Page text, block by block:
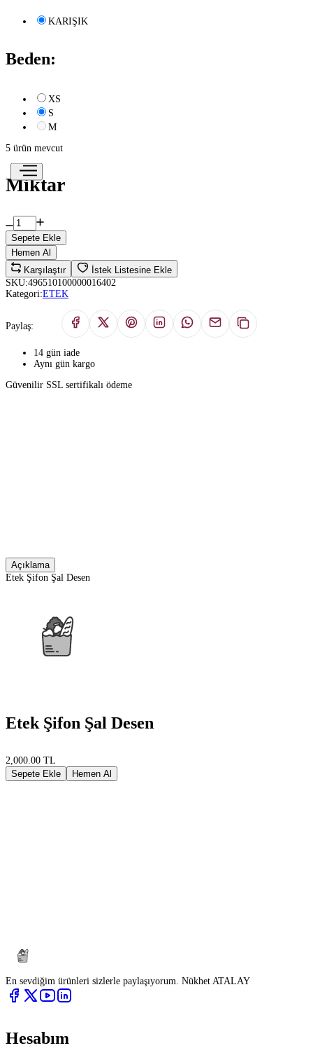
KARIŞIK
Beden:
XS
S
M
5 ürün mevcut
Miktar
Sepete Ekle
Hemen Al
Karşılaştır
İstek Listesine Ekle
SKU:496510100000016402
Kategori:ETEK
Paylaş:
14 gün iade
Aynı gün kargo
Güvenilir SSL sertifikalı ödeme
Açıklama
Etek Şifon Şal Desen
Etek Şifon Şal Desen
2,000.00 TL
Sepete Ekle
Hemen Al
En sevdiğim ürünleri sizlerle paylaşıyorum. Nükhet ATALAY
Hesabım